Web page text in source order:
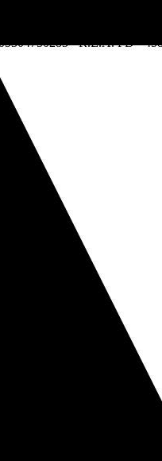
- R.E.A. PD -